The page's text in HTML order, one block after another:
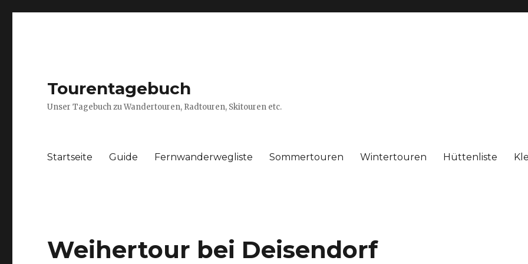
Tourentagebuch
Unser Tagebuch zu Wandertouren, Radtouren, Skitouren etc.
Startseite Guide Fernwanderwegliste Sommertouren Wintertouren Hüttenliste
Weihertour bei Deisendorf